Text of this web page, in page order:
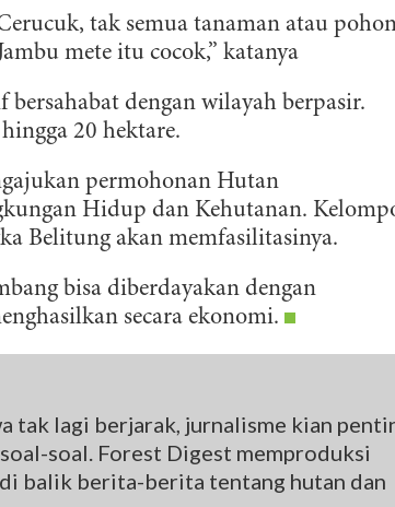
Anda dan bergabunglah bersama komunitas peduli
bumi yang lestari.
tak semua tanaman atau
mete itu cocok,” katanya
dengan wilayah berpasir.
20 hektare.
permohonan Hutan
Hidup dan Kehutanan.
Belitung akan memfasilitasinya.
bisa diberdayakan dengan
secara ekonomi.
tak lagi berjarak, jurnalisme kian
soal. Forest Digest memproduksi
balik berita-berita tentang hutan dan